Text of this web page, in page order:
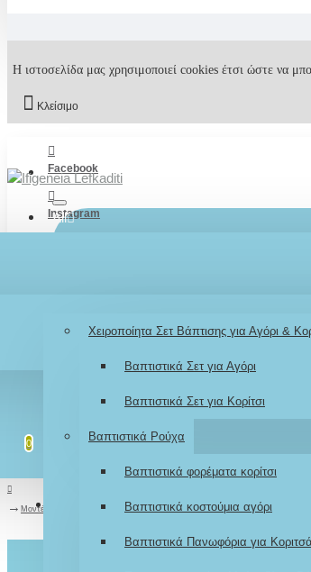
Η ιστοσελίδα μας χρησιμοποιεί cookies έτσι ώστε να
Κλείσιμο
Facebook
Instagram
All
Λίστα επιθυμιώνΕπεξεργασία Λίστας
Σύγκριση Προϊόντων
Χειροποίητα Σετ Βάπτισης για Αγόρι &
Βαπτιστικά Σετ για Αγόρι
Βαπτιστικά Σετ για Κορίτσι
Βαπτιστικά Ρούχα
Βαπτιστικά φορέματα κορίτσι
Βαπτιστικά κοστούμια αγόρι
Βαπτιστικά Πανωφόρια για
REGISTER
0
Μοντέρνο Βαπτιστικό κοστούμι για αγόρι AS28 / Αγρότης